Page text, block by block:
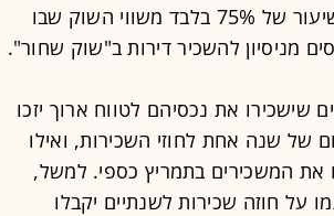
את הנכס למשך שלוש שנים בדמי שכירות בשיעור של 75% בלבד משווי השוק שבו
מניסיון להשכיר דירות ב"שוק שחור".
שישכירו את נכסיהם לטווח ארוך יזכו
של שנה אחת לחוזי השכירות, ואילו
את המשכירים בתמריץ כספי. למשל,
על חוזה שכירות לשנתיים יקבלו